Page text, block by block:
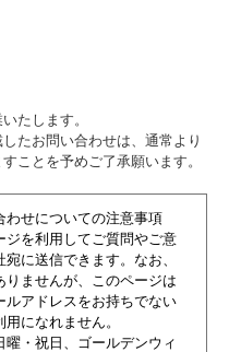
たします。
たお問い合わせは、通常より
ことを予めご了承願います。
わせについての注意事項
ジを利用してご質問やご意
宛に送信できます。なお、
りませんが、このページは
ルアドレスをお持ちでない
用になれません。
曜・祝日、ゴールデンウィ